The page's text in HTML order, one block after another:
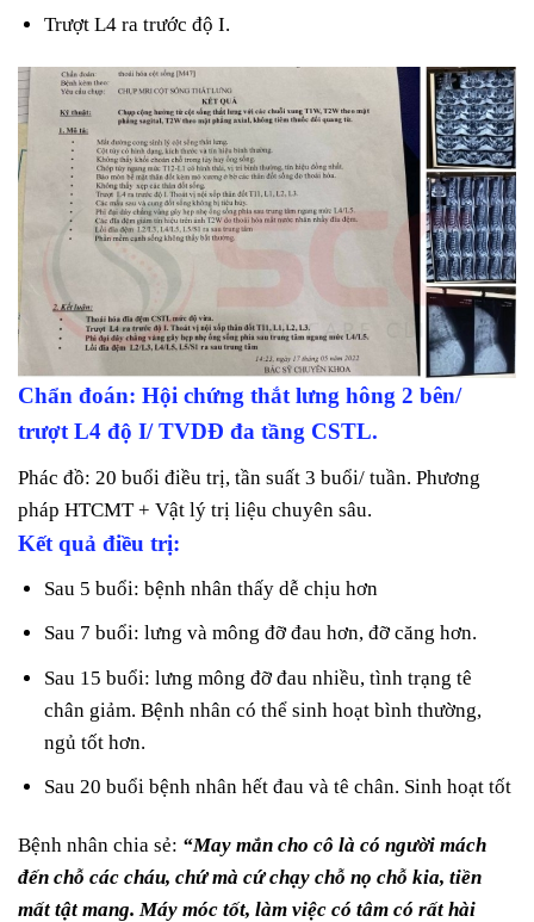
Trượt L4 ra trước độ I.
Chẩn đoán: Hội chứng thắt lưng hông 2 bên/
trượt L4 độ I/ TVDĐ đa tầng CSTL.
Phác đồ: 20 buổi điều trị, tần suất 3 buổi/ tuần. Phương
pháp HTCMT + Vật lý trị liệu chuyên sâu.
Kết quả điều trị:
Sau 5 buổi: bệnh nhân thấy dễ chịu hơn
Sau 7 buổi: lưng và mông đỡ đau hơn, đỡ căng hơn.
Sau 15 buổi: lưng mông đỡ đau nhiều, tình trạng tê
chân giảm. Bệnh nhân có thể sinh hoạt bình thường,
ngủ tốt hơn.
Sau 20 buổi bệnh nhân hết đau và tê chân. Sinh hoạt tốt
Bệnh nhân chia sẻ: “May mắn cho cô là có người mách
đến chỗ các cháu, chứ mà cứ chạy chỗ nọ chỗ kia, tiền
mất tật mang. Máy móc tốt, làm việc có tâm có rất hài